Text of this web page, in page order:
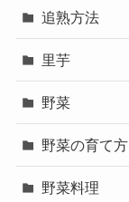
追熟方法
里芋
野菜
野菜の育て方
野菜料理